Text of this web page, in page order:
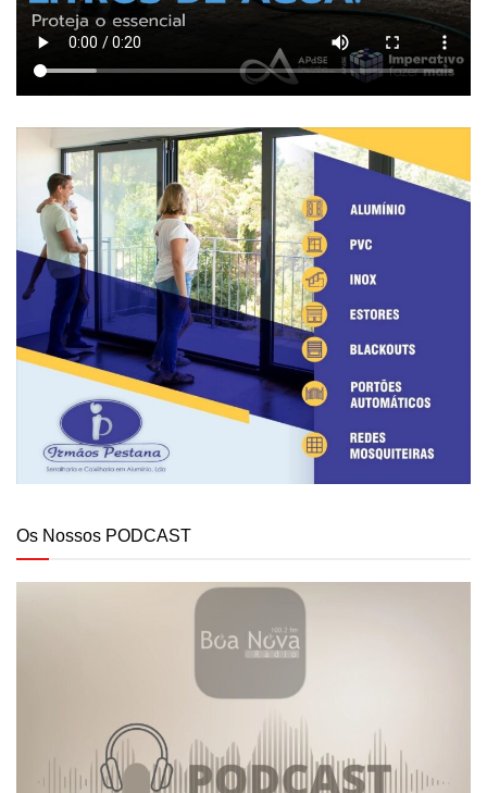
Os Nossos PODCAST